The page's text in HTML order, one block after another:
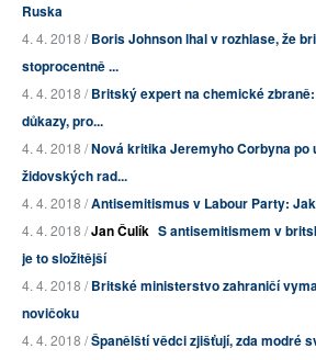
Ruska
4. 4. 2018 /Boris Johnson lhal v rozhlase, že
stoprocentně ...
4. 4. 2018 /Britský expert na chemické
důkazy, pro...
4. 4. 2018 /Nová kritika Jeremyho Corbyna po
židovských rad...
4. 4. 2018 /Antisemitismus v Labour Party:
4. 4. 2018 /Jan Čulík S antisemitismem v
je to složitější
4. 4. 2018 /Britské ministerstvo zahraničí
novičoku
4. 4. 2018 /Španělští vědci zjišťují, zda modré